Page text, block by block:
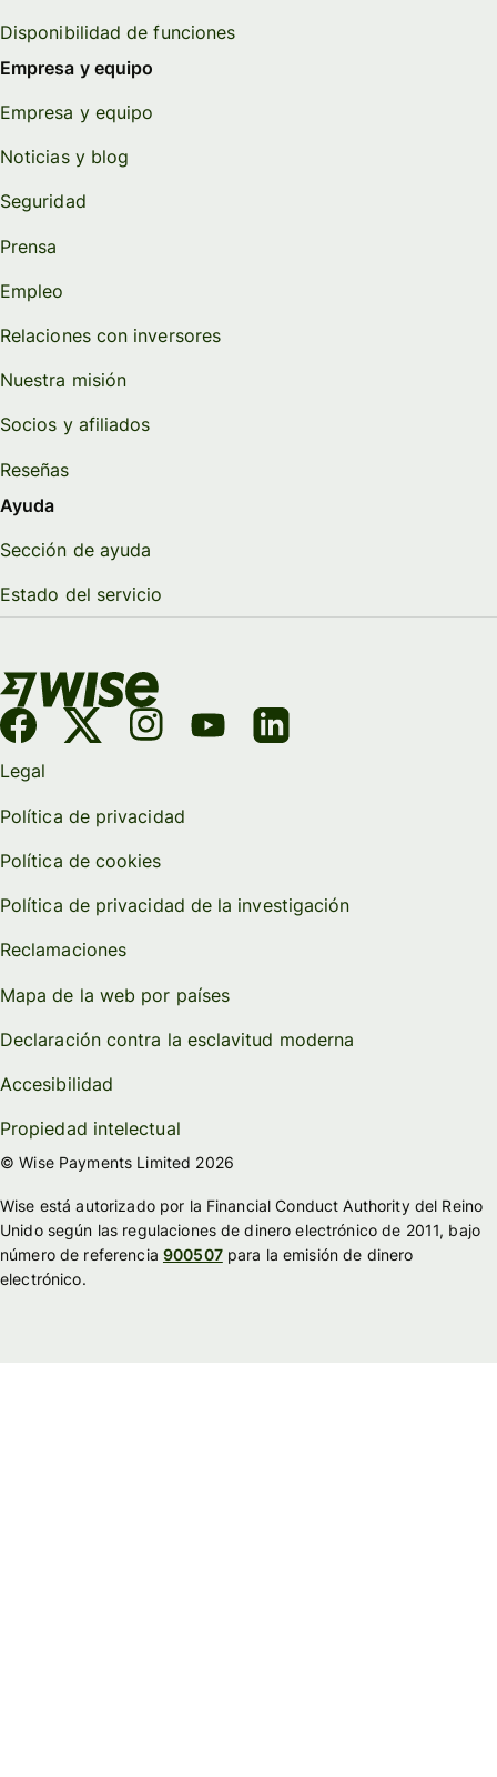
Disponibilidad de funciones
Empresa y equipo
Empresa y equipo
Noticias y blog
Seguridad
Prensa
Empleo
Relaciones con inversores
Nuestra misión
Socios y afiliados
Reseñas
Ayuda
Sección de ayuda
Estado del servicio
Legal
Política de privacidad
Política de cookies
Política de privacidad de la investigación
Reclamaciones
Mapa de la web por países
Declaración contra la esclavitud moderna
Accesibilidad
Propiedad intelectual
© Wise Payments Limited 2026
Wise está autorizado por la Financial Conduct Authority del Reino
Unido según las regulaciones de dinero electrónico de 2011, bajo
número de referencia 900507para la emisión de dinero
electrónico.